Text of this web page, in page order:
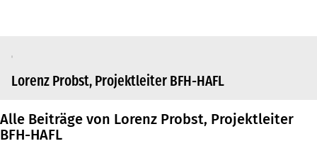
Lorenz Probst, Projektleiter BFH-HAFL
Alle Beiträge von Lorenz Probst, Projektleiter
BFH-HAFL